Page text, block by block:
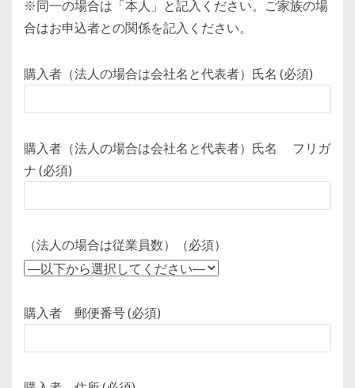
※同一の場合は「本人」と記入ください。ご家族の場
合はお申込者との関係を記入ください。
購入者（法人の場合は会社名と代表者）氏名 (必須)
購入者（法人の場合は会社名と代表者）氏名 フリガ
ナ (必須)
（法人の場合は従業員数）（必須）
購入者 郵便番号 (必須)